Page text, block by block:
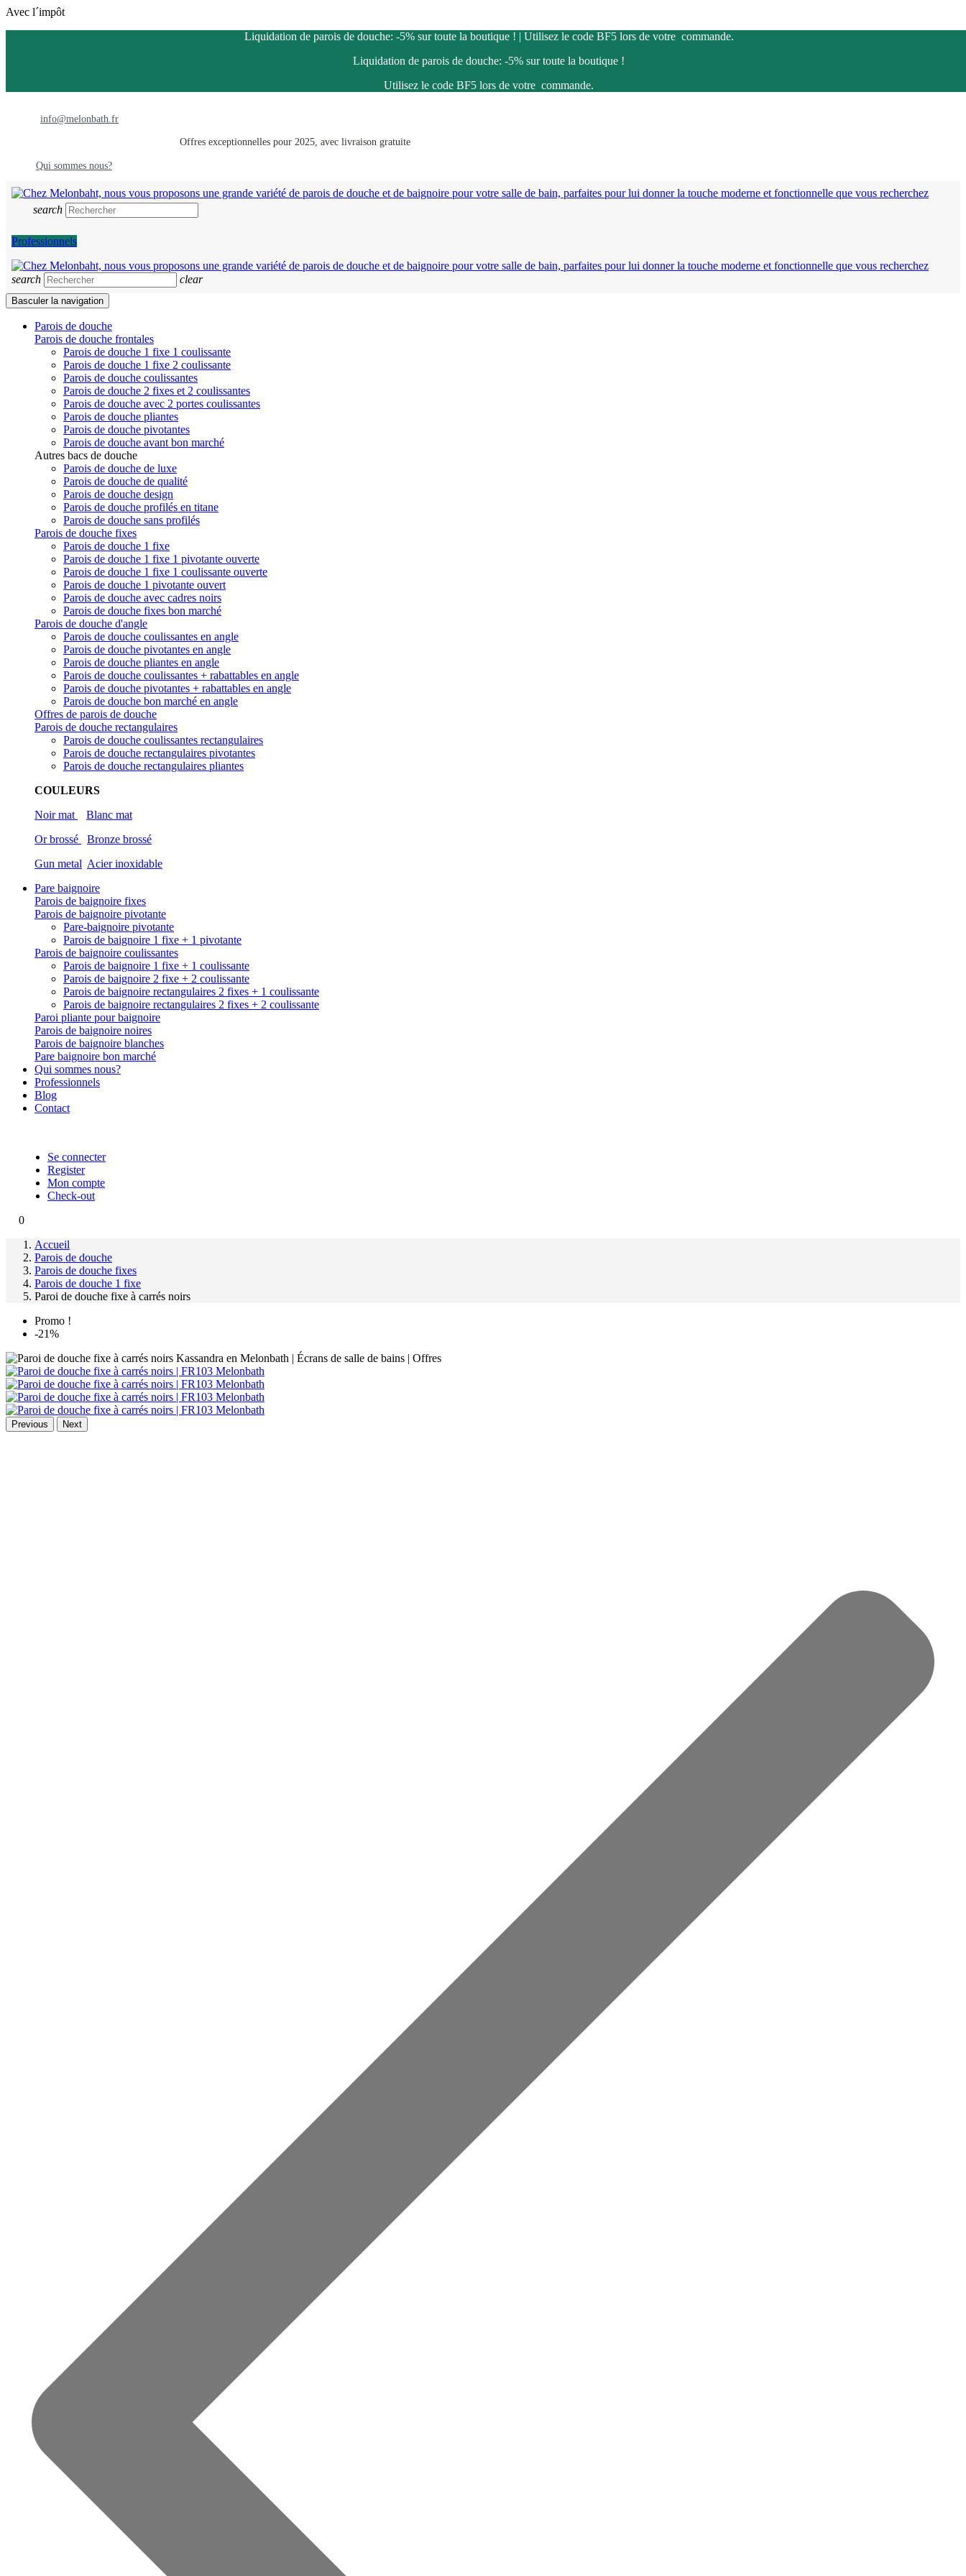
Avec l´impôt
Liquidation de parois de douche: -5% sur toute la boutique ! | Utilisez le code BF5 lors de votre commande.
Liquidation de parois de douche: -5% sur toute la boutique !
Utilisez le code BF5 lors de votre commande.
info@melonbath.fr
Offres exceptionnelles pour 2025, avec livraison gratuite
Qui sommes nous?
search
Professionnels
search clear
Basculer la navigation
Parois de douche
Parois de douche frontales
Parois de douche 1 fixe 1 coulissante
Parois de douche 1 fixe 2 coulissante
Parois de douche coulissantes
Parois de douche 2 fixes et 2 coulissantes
Parois de douche avec 2 portes coulissantes
Parois de douche pliantes
Parois de douche pivotantes
Parois de douche avant bon marché
Autres bacs de douche
Parois de douche de luxe
Parois de douche de qualité
Parois de douche design
Parois de douche profilés en titane
Parois de douche sans profilés
Parois de douche fixes
Parois de douche 1 fixe
Parois de douche 1 fixe 1 pivotante ouverte
Parois de douche 1 fixe 1 coulissante ouverte
Parois de douche 1 pivotante ouvert
Parois de douche avec cadres noirs
Parois de douche fixes bon marché
Parois de douche d'angle
Parois de douche coulissantes en angle
Parois de douche pivotantes en angle
Parois de douche pliantes en angle
Parois de douche coulissantes + rabattables en angle
Parois de douche pivotantes + rabattables en angle
Parois de douche bon marché en angle
Offres de parois de douche
Parois de douche rectangulaires
Parois de douche coulissantes rectangulaires
Parois de douche rectangulaires pivotantes
Parois de douche rectangulaires pliantes
COULEURS
Noir mat
Blanc mat
Or brossé
Bronze brossé
Gun metal Acier inoxidable
Pare baignoire
Parois de baignoire fixes
Parois de baignoire pivotante
Pare-baignoire pivotante
Parois de baignoire 1 fixe + 1 pivotante
Parois de baignoire coulissantes
Parois de baignoire 1 fixe + 1 coulissante
Parois de baignoire 2 fixe + 2 coulissante
Parois de baignoire rectangulaires 2 fixes + 1 coulissante
Parois de baignoire rectangulaires 2 fixes + 2 coulissante
Paroi pliante pour baignoire
Parois de baignoire noires
Parois de baignoire blanches
Pare baignoire bon marché
Qui sommes nous?
Professionnels
Blog
Contact
Se connecter
Register
Mon compte
Check-out
0
Accueil
Parois de douche
Parois de douche fixes
Parois de douche 1 fixe
Paroi de douche fixe à carrés noirs
Promo !
-21%
Previous Next